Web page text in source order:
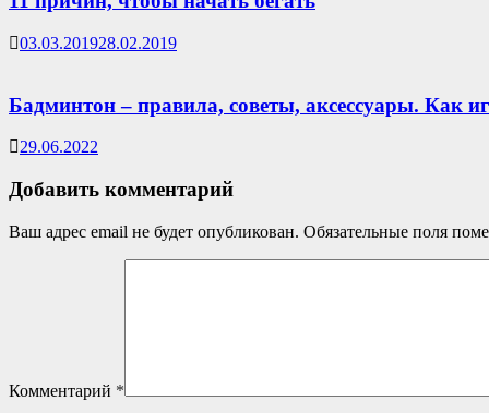
03.03.201928.02.2019
Бадминтон – правила, советы, аксессуары. Как
29.06.2022
Добавить комментарий
Ваш адрес email не будет опубликован. Обязательные поля
Комментарий *